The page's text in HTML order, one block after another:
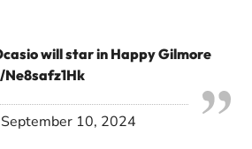
will star in Happy Gilmore
September 10, 2024